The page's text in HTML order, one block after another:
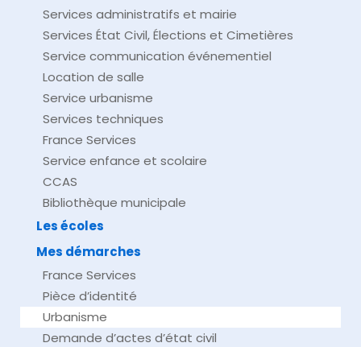
Services administratifs et mairie
Services État Civil, Élections et Cimetières
Service communication événementiel
Location de salle
Service urbanisme
Services techniques
France Services
Service enfance et scolaire
CCAS
Bibliothèque municipale
Les écoles
Mes démarches
France Services
Pièce d’identité
Urbanisme
Demande d’actes d’état civil